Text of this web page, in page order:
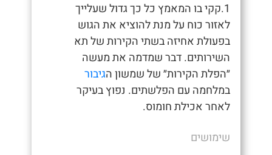
1.קקי בו המאמץ כל כך גדול שעלייך
לאזור כוח על מנת להוציא את הגוש
בפעולת אחיזה בשתי הקירות של תא
השירותים. דבר שמדמה את מעשה
״הפלת הקירות״ של שמשון הגיבור
במלחמה עם הפלשתים. נפוץ בעיקר
לאחר אכילת חומוס.
שימושים